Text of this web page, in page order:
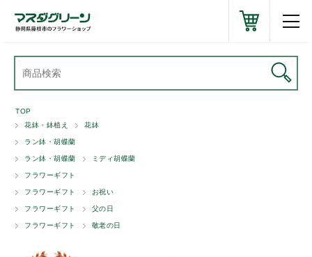
TOP
花鉢・鉢植え
花鉢
ラン鉢・胡蝶蘭
ラン鉢・胡蝶蘭 ミディ胡蝶蘭
フラワーギフト
フラワーギフト お祝い
フラワーギフト 父の日
フラワーギフト 敬老の日